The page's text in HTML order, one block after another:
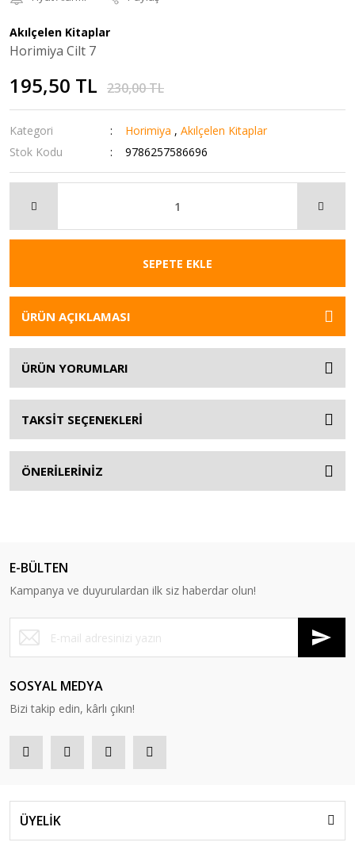
Akılçelen Kitaplar
Horimiya Cilt 7
195,50 TL 230,00 TL
Kategori Horimiya ,Akılçelen Kitaplar
Stok Kodu
9786257586696
SEPETE EKLE
ÜRÜN AÇIKLAMASI
ÜRÜN YORUMLARI
TAKSİT SEÇENEKLERİ
ÖNERİLERİNİZ
E-BÜLTEN
Kampanya ve duyurulardan ilk siz haberdar olun!
SOSYAL MEDYA
Bizi takip edin, kârlı çıkın!
ÜYELİK